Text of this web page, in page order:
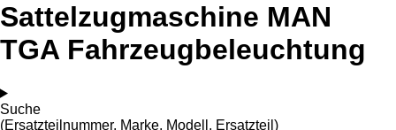
Sattelzugmaschine MAN
TGA Fahrzeugbeleuchtung
Suche
(Ersatzteilnummer, Marke, Modell, Ersatzteil)